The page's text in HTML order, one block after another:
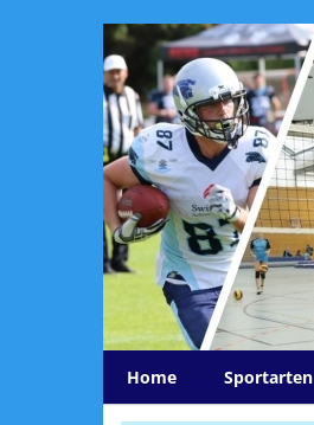
Home Sportarten